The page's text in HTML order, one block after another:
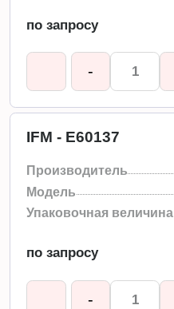
по запросу
-
IFM - E60137
Производитель
Модель
Упаковочная величина
по запросу
-